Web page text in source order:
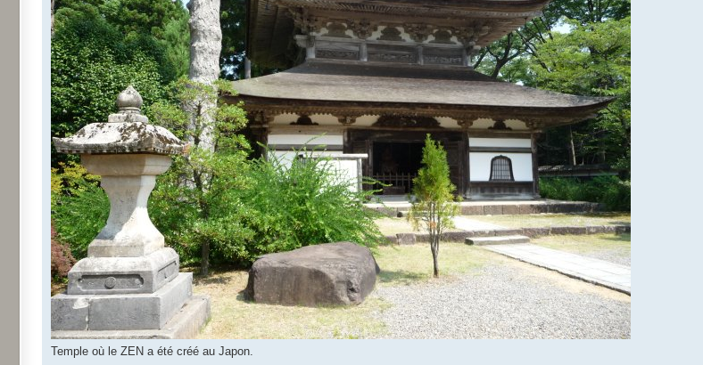
Temple où le ZEN a été créé au Japon.